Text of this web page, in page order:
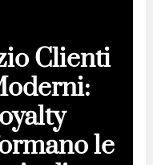
Clienti
le